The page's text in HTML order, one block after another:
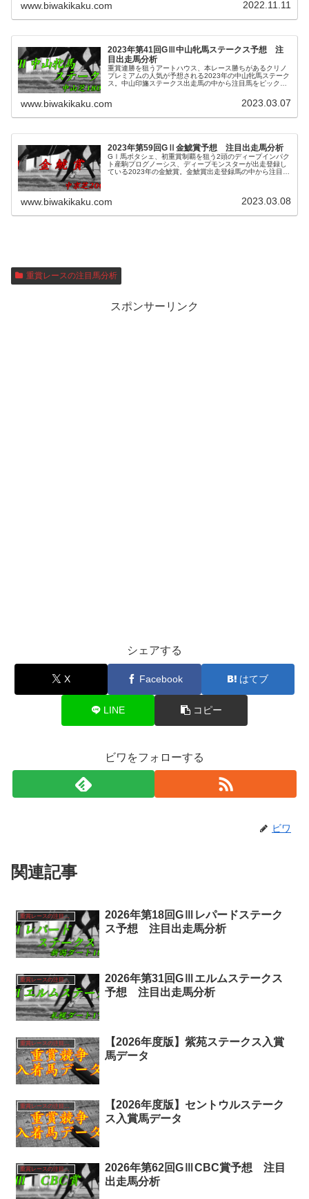
www.biwakikaku.com 2022.11.11
2023年第41回GⅢ中山牝馬ステークス予想 注
目出走馬分析
重賞連勝を狙うアートハウス、本レース勝ちがあるクリノ
プレミアムの人気が予想される2023年の中山牝馬ステーク
ス。中山印旛ステークス出走馬の中から注目馬をピックア
www.biwakikaku.com 2023.03.07
2023年第59回GⅡ金鯱賞予想 注目出走馬分析
GⅠ馬ポタシェ、初重賞制覇を狙う2頭のディープインパク
ト産駒プログノーシス、ディープモンスターが出走登録し
ている2023年の金鯱賞。金鯱賞出走登録馬の中から注目馬
www.biwakikaku.com 2023.03.08
重賞レースの注目馬分析
スポンサーリンク
シェアする
X Facebook はてブ
LINE コピー
ビワをフォローする
ビワ
関連記事
重賞レースの注目馬分析
2026年第18回GⅢレパードステーク
ス予想 注目出走馬分析
重賞レースの注目馬分析
2026年第31回GⅢエルムステークス
予想 注目出走馬分析
【2026年度版】紫苑ステークス入賞
馬データ
重賞レースの注目馬分析
【2026年度版】セントウルステーク
ス入賞馬データ
重賞レースの注目馬分析
2026年第62回GⅢCBC賞予想 注目
出走馬分析